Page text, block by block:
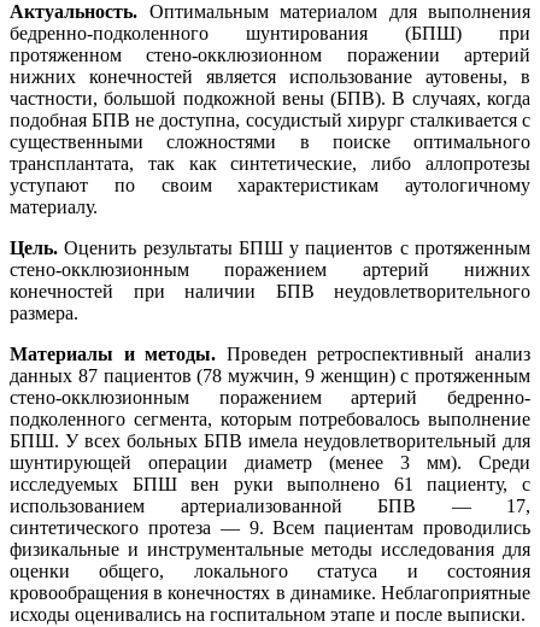
Актуальность. Оптимальным материалом для выполнения
бедренно-подколенного шунтирования (БПШ) при
протяженном стено-окклюзионном поражении артерий
нижних конечностей является использование аутовены, в
частности, большой подкожной вены (БПВ). В случаях, когда
подобная БПВ не доступна, сосудистый хирург сталкивается с
существенными сложностями в поиске оптимального
трансплантата, так как синтетические, либо аллопротезы
уступают по своим характеристикам аутологичному
материалу.
Цель. Оценить результаты БПШ у пациентов с протяженным
стено-окклюзионным поражением артерий нижних
конечностей при наличии БПВ неудовлетворительного
размера.
Материалы и методы. Проведен ретроспективный анализ
данных 87 пациентов (78 мужчин, 9 женщин) с протяженным
стено-окклюзионным поражением артерий бедренно-
подколенного сегмента, которым потребовалось выполнение
БПШ. У всех больных БПВ имела неудовлетворительный для
шунтирующей операции диаметр (менее 3 мм). Среди
исследуемых БПШ вен руки выполнено 61 пациенту, с
использованием артериализованной БПВ — 17,
синтетического протеза — 9. Всем пациентам проводились
физикальные и инструментальные методы исследования для
оценки общего, локального статуса и состояния
кровообращения в конечностях в динамике. Неблагоприятные
исходы оценивались на госпитальном этапе и после выписки.